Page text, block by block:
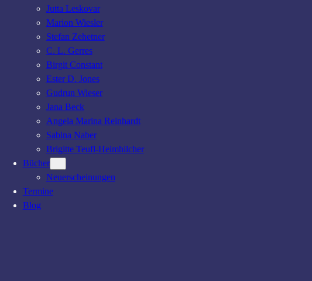
Jutta Leskovar
Marion Wiesler
Stefan Zehetner
C. L. Gerres
Birgit Constant
Ester D. Jones
Gudrun Wieser
Jana Beck
Angela Marina Reinhardt
Sabina Naber
Brigitte Teufl-Heimhilcher
Bücher
Neuerscheinungen
Termine
Blog